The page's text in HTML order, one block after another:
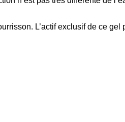
L’actif exclusif de ce